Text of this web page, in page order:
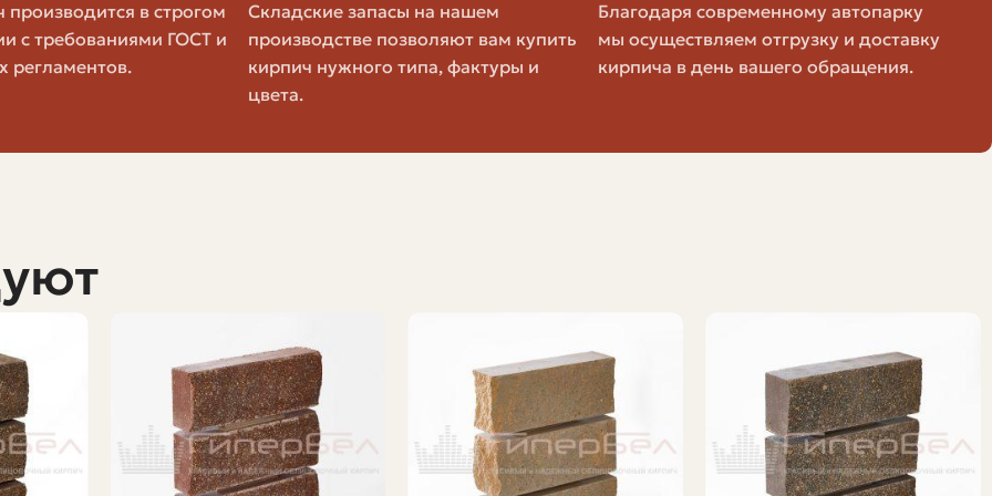
к перевозке лишнего веса. Чтобы правильно рассчитать, нужно знать тип кирпича, вес одной единицы,
загрузку транспортного средства.
кирпича и количество штук в кубическом метре. Ниже — таблица с типичными показателями для
460–500 200–230
400–450 250–300
в строгом
с требованиями ГОСТ и
регламентов.
Складские запасы на нашем
производстве позволяют вам купить
кирпич нужного типа, фактуры и
цвета.
Благодаря современному автопарку
мы осуществляем отгрузку и доставку
кирпича в день вашего обращения.